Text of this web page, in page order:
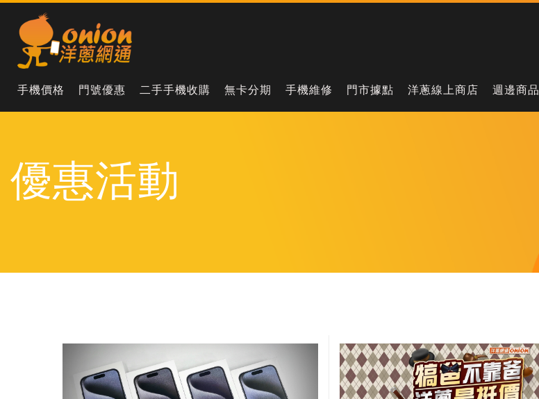
手機價格 門號優惠 二手手機收購 無卡分期 手機維修 門市據點 洋蔥線上商店 週邊商品
優惠活動